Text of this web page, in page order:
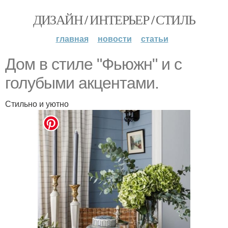
ДИЗАЙН / ИНТЕРЬЕР / СТИЛЬ
главная новости статьи
Дом в стиле "Фьюжн" и с
голубыми акцентами.
Стильно и уютно